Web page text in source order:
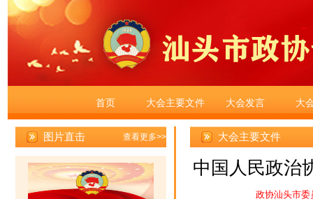
首页 大会主要文件 大会发言 大
大会主要文件
中国人民政治
政协汕头市委